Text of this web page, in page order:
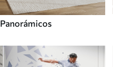
Panorámicos